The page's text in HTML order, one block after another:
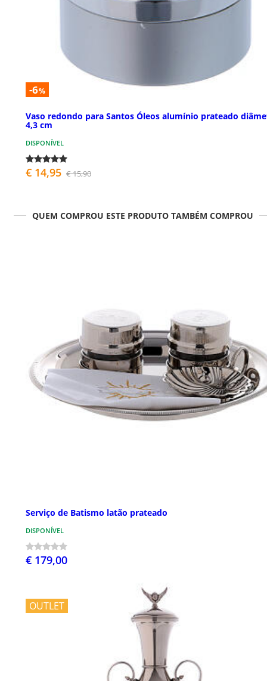
-6%
Vaso redondo para Santos Óleos alumínio prateado
4,3 cm
DISPONÍVEL
€ 14,95 € 15,90
QUEM COMPROU ESTE PRODUTO TAMBÉM COMPROU
Serviço de Batismo latão prateado
DISPONÍVEL
€ 179,00
OUTLET